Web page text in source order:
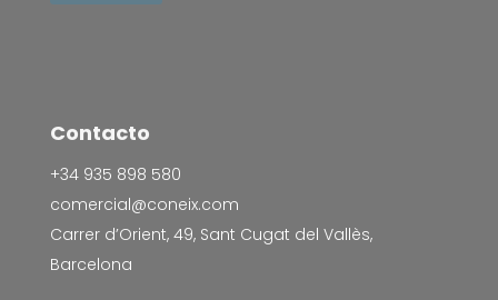
Contacto
+34 935 898 580
comercial@coneix.com
Carrer d’Orient, 49, Sant Cugat del Vallès,
Barcelona